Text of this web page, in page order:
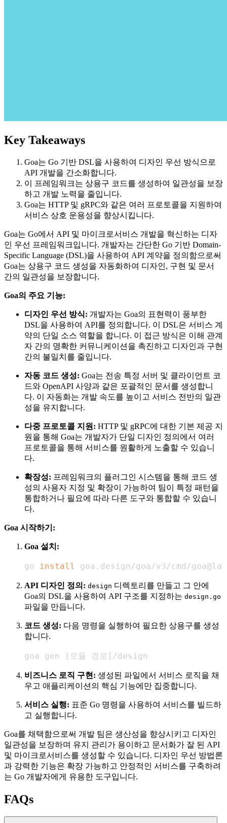
Key Takeaways
Goa는 Go 기반 DSL을 사용하여 디자인 우선 방식으로
API 개발을 간소화합니다.
이 프레임워크는 상용구 코드를 생성하여 일관성을 보장
하고 개발 노력을 줄입니다.
Goa는 HTTP 및 gRPC와 같은 여러 프로토콜을 지원하여
서비스 상호 운용성을 향상시킵니다.
Goa는 Go에서 API 및 마이크로서비스 개발을 혁신하는 디자
인 우선 프레임워크입니다. 개발자는 간단한 Go 기반 Domain-
Specific Language (DSL)을 사용하여 API 계약을 정의함으로써
Goa는 상용구 코드 생성을 자동화하여 디자인, 구현 및 문서
간의 일관성을 보장합니다.
Goa의 주요 기능:
디자인 우선 방식: 개발자는 Goa의 표현력이 풍부한
DSL을 사용하여 API를 정의합니다. 이 DSL은 서비스 계
약의 단일 소스 역할을 합니다. 이 접근 방식은 이해 관계
자 간의 명확한 커뮤니케이션을 촉진하고 디자인과 구현
간의 불일치를 줄입니다.
자동 코드 생성: Goa는 전송 특정 서버 및 클라이언트 코
드와 OpenAPI 사양과 같은 포괄적인 문서를 생성합니
다. 이 자동화는 개발 속도를 높이고 서비스 전반의 일관
성을 유지합니다.
다중 프로토콜 지원: HTTP 및 gRPC에 대한 기본 제공 지
원을 통해 Goa는 개발자가 단일 디자인 정의에서 여러
프로토콜을 통해 서비스를 원활하게 노출할 수 있습니
다.
확장성: 프레임워크의 플러그인 시스템을 통해 코드 생
성의 사용자 지정 및 확장이 가능하여 팀이 특정 패턴을
통합하거나 필요에 따라 다른 도구와 통합할 수 있습니
다.
Goa 시작하기:
Goa 설치:
go install goa.design/goa/v3/cmd/
API 디자인 정의: design 디렉토리를 만들고 그 안에
Goa의 DSL을 사용하여 API 구조를 지정하는 design.go
파일을 만듭니다.
코드 생성: 다음 명령을 실행하여 필요한 상용구를 생성
합니다.
goa gen [ 모듈 경로 ] /design
비즈니스 로직 구현: 생성된 파일에서 서비스 로직을 채
우고 애플리케이션의 핵심 기능에만 집중합니다.
서비스 실행: 표준 Go 명령을 사용하여 서비스를 빌드하
고 실행합니다.
Goa를 채택함으로써 개발 팀은 생산성을 향상시키고 디자인
일관성을 보장하며 유지 관리가 용이하고 문서화가 잘 된 API
및 마이크로서비스를 생성할 수 있습니다. 디자인 우선 방법론
과 강력한 기능은 확장 가능하고 안정적인 서비스를 구축하려
는 Go 개발자에게 유용한 도구입니다.
FAQs